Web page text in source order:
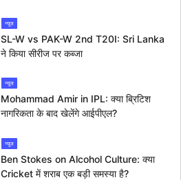
न्यूज
SL-W vs PAK-W 2nd T20I: Sri Lanka
ने किया सीरीज पर कब्जा
न्यूज
Mohammad Amir in IPL: क्या ब्रिटिश
नागरिकता के बाद खेलेंगे आईपीएल?
न्यूज
Ben Stokes on Alcohol Culture: क्या
Cricket में शराब एक बड़ी समस्या है?